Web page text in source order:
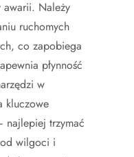
awarii. Należy
ruchomych
co zapobiega
płynność
w
kluczowe
najlepiej trzymać
wilgoci i